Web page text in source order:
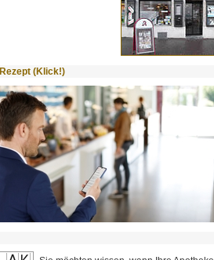
(Klick!)